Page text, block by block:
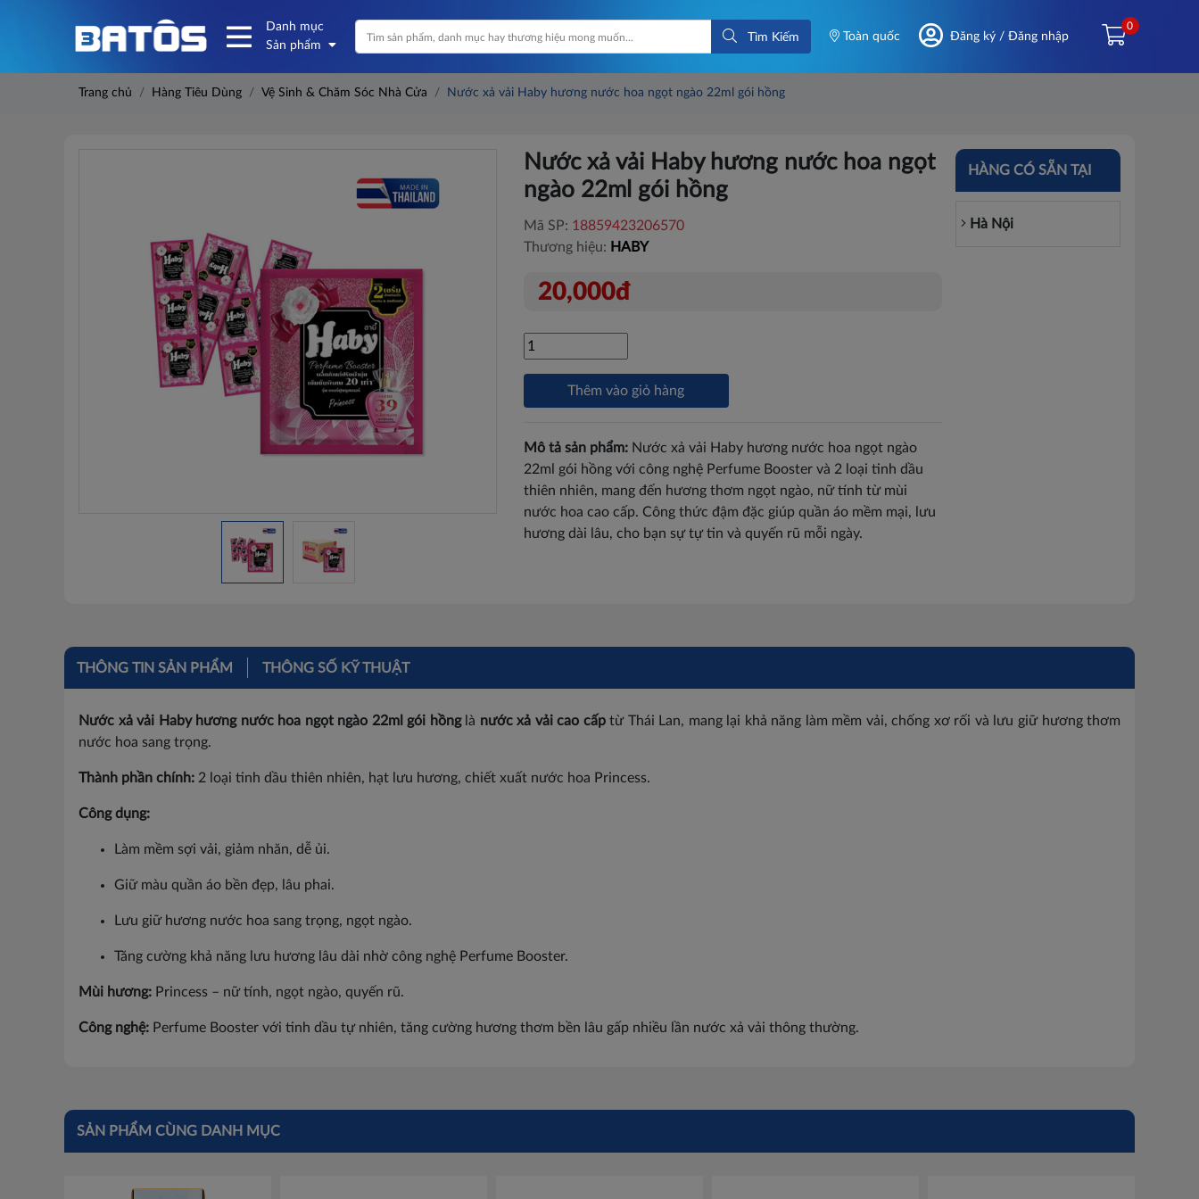
Danh mục
Sản phẩm
Tìm Kiếm Toàn quốc Đăng ký / Đăng nhập
0
Trang chủ Hàng Tiêu Dùng Vệ Sinh & Chăm Sóc Nhà Cửa Nước xả vải Haby hương nước hoa ngọt ngào 22ml gói hồng
Nước xả vải Haby hương nước hoa ngọt
ngào 22ml gói hồng
Mã SP: 18859423206570
Thương hiệu: HABY
20,000đ
Thêm vào giỏ hàng
Mô tả sản phẩm: Nước xả vải Haby hương nước hoa ngọt ngào
22ml gói hồng với công nghệ Perfume Booster và 2 loại tinh dầu
thiên nhiên, mang đến hương thơm ngọt ngào, nữ tính từ mùi
nước hoa cao cấp. Công thức đậm đặc giúp quần áo mềm mại, lưu
hương dài lâu, cho bạn sự tự tin và quyến rũ mỗi ngày.
HÀNG CÓ SẴN TẠI
Hà Nội
THÔNG TIN SẢN PHẨM THÔNG SỐ KỸ THUẬT
Nước xả vải Haby hương nước hoa ngọt ngào 22ml gói hồnglà nước xả vải cao cấptừ Thái Lan, mang lại khả năng làm mềm vải, chống xơ rối và lưu giữ hương thơm
nước hoa sang trọng.
Thành phần chính: 2 loại tinh dầu thiên nhiên, hạt lưu hương, chiết xuất nước hoa Princess.
Công dụng:
Làm mềm sợi vải, giảm nhăn, dễ ủi.
Giữ màu quần áo bền đẹp, lâu phai.
Lưu giữ hương nước hoa sang trọng, ngọt ngào.
Tăng cường khả năng lưu hương lâu dài nhờ công nghệ Perfume Booster.
Mùi hương: Princess – nữ tính, ngọt ngào, quyến rũ.
Công nghệ: Perfume Booster với tinh dầu tự nhiên, tăng cường hương thơm bền lâu gấp nhiều lần nước xả vải thông thường.
SẢN PHẨM CÙNG DANH MỤC